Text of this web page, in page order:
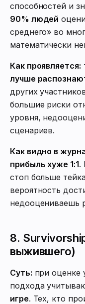
способностей и
90% людей
среднего» во
математически
Как проявляется:
лучше
других
большие риски
уровня,
сценариев.
Как видно в
прибыль хуже 1:1.
стоп больше
вероятность
недооцениваешь
8.
выжившего)
Суть: при оценке
подхода
игре. Тех, кто